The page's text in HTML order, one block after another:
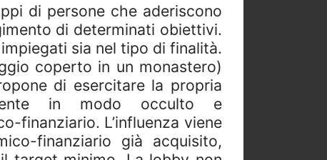
di persone che aderiscono
di determinati obiettivi.
sia nel tipo di finalità.
coperto in un monastero)
di esercitare la propria
in modo occulto e
finanziario. L’influenza viene
finanziario già acquisito,